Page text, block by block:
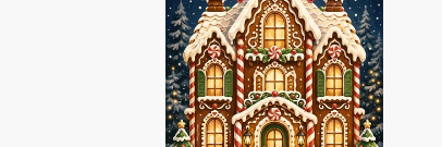
Casita
jengibre
navideña